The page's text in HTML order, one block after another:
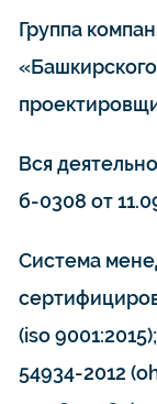
Группа
Вся
б-0308 от
Система
(iso
54934-2012